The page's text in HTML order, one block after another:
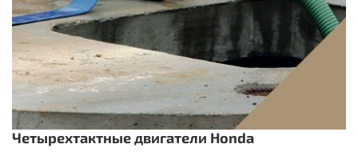
Четырехтактные двигатели Honda